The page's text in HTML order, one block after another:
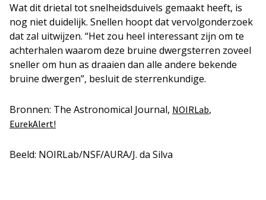
Wat dit drietal tot snelheidsduivels gemaakt heeft, is
nog niet duidelijk. Snellen hoopt dat vervolgonderzoek
dat zal uitwijzen. “Het zou heel interessant zijn om te
achterhalen waarom deze bruine dwergsterren zoveel
sneller om hun as draaien dan alle andere bekende
bruine dwergen”, besluit de sterrenkundige.
Bronnen: The Astronomical Journal, NOIRLab,
EurekAlert!
Beeld: NOIRLab/NSF/AURA/J. da Silva